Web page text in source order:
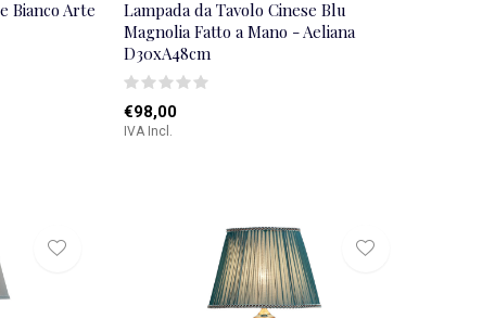
Bianco Arte
Lampada da Tavolo Cinese Blu
Magnolia Fatto a Mano - Aeliana
D30xA48cm
€98,00
IVA Incl.